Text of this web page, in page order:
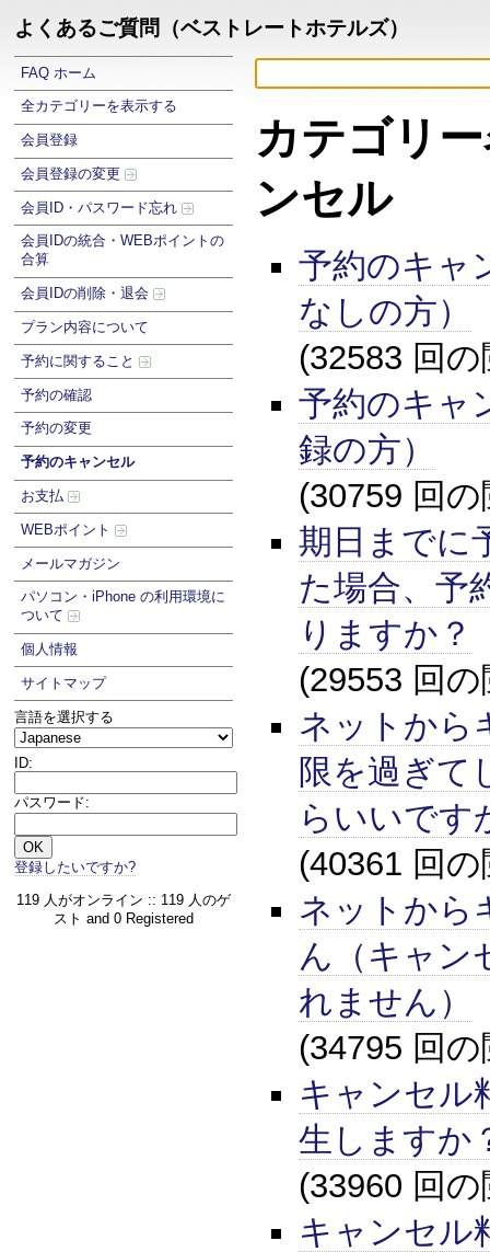
よくあるご質問（ベストレートホテルズ）
FAQ ホーム
全カテゴリーを表示する
会員登録
会員登録の変更
会員ID・パスワード忘れ
会員IDの統合・WEBポイントの
合算
会員IDの削除・退会
プラン内容について
予約に関すること
予約の確認
予約の変更
予約のキャンセル
お支払
WEBポイント
メールマガジン
パソコン・iPhone の利用環境に
ついて
個人情報
サイトマップ
言語を選択する
ID:
パスワード:
登録したいですか?
119 人がオンライン :: 119 人のゲ
スト and 0 Registered
カテゴリ
ンセル
予約のキャ
なしの方）
(32583 回
予約のキャ
録の方）
(30759 回
期日までに
た場合、予
りますか？
(29553 回
ネットから
限を過ぎて
らいいです
(40361 回
ネットから
ん（キャン
れません）
(34795 回
キャンセル
生しますか
(33960 回
キャンセル